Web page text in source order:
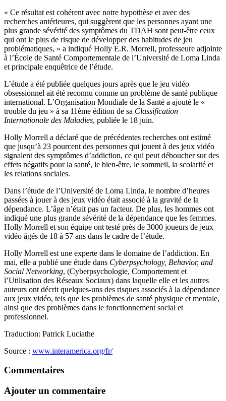
« Ce résultat est cohérent avec notre hypothèse et avec des
recherches antérieures, qui suggèrent que les personnes ayant une
plus grande sévérité des symptômes du TDAH sont peut-être ceux
qui ont le plus de risque de développer des habitudes de jeu
problématiques, » a indiqué Holly E.R. Morrell, professeure adjointe
à l’École de Santé Comportementale de l’Université de Loma Linda
et principale enquêtrice de l’étude.
L’étude a été publiée quelques jours après que le jeu vidéo
obsessionnel ait été reconnu comme un problème de santé publique
international. L’Organisation Mondiale de la Santé a ajouté le «
trouble du jeu » à sa 11ème édition de sa Classification
Internationale des Maladies, publiée le 18 juin.
Holly Morrell a déclaré que de précédentes recherches ont estimé
que jusqu’à 23 pourcent des personnes qui jouent à des jeux vidéo
signalent des symptômes d’addiction, ce qui peut déboucher sur des
effets négatifs pour la santé, le bien-être, le sommeil, la scolarité et
les relations sociales.
Dans l’étude de l’Université de Loma Linda, le nombre d’heures
passées à jouer à des jeux vidéo était associé à la gravité de la
dépendance. L’âge n’était pas un facteur. De plus, les hommes ont
indiqué une plus grande sévérité de la dépendance que les femmes.
Holly Morrell et son équipe ont testé près de 3000 joueurs de jeux
vidéo âgés de 18 à 57 ans dans le cadre de l’étude.
Holly Morrell est une experte dans le domaine de l’addiction. En
mai, elle a publié une étude dans Cyberpsychology, Behavior, and
Social Networking, (Cyberpsychologie, Comportement et
l’Utilisation des Réseaux Sociaux) dans laquelle elle et les autres
auteurs ont décrit quelques-uns des risques associés à la dépendance
aux jeux vidéo, tels que les problèmes de santé physique et mentale,
ainsi que des problèmes dans le fonctionnement social et
professionnel.
Traduction: Patrick Luciathe
Source : www.interamerica.org/fr/
Commentaires
Ajouter un commentaire